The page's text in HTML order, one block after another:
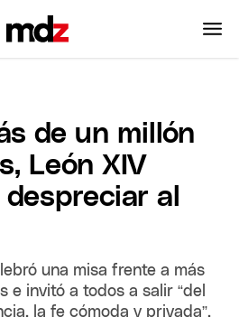
de un millón
León XIV
despreciar al
una misa frente a más
e invitó a todos a salir “del
la fe cómoda y privada”.